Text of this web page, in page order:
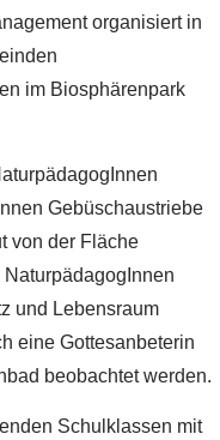
organisiert in
im Biosphärenpark
Gebüschaustriebe
von der Fläche
und Lebensraum
eine Gottesanbeterin
beobachtet werden.
Schulklassen mit